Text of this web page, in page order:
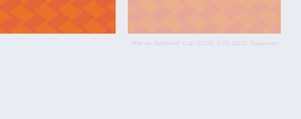
Матчи Tashkent Cup-2025. 5.05.2025. Ташкент,